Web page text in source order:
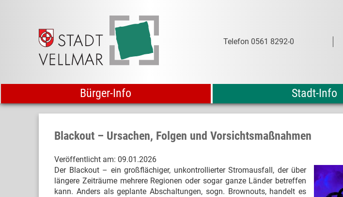
Telefon 0561 8292-0
Bürger-Info Stadt-Info
Blackout – Ursachen, Folgen und Vorsichtsmaßnahmen
Veröffentlicht am: 09.01.2026
Der Blackout – ein großflächiger, unkontrollierter Stromausfall, der über
längere Zeiträume mehrere Regionen oder sogar ganze Länder betreffen
kann. Anders als geplante Abschaltungen, sogn. Brownouts, handelt es